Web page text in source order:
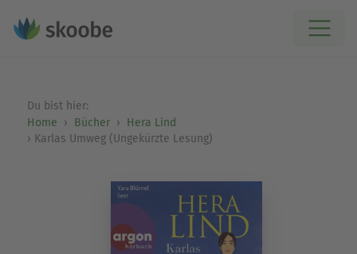
Du bist hier:
Home
Bücher
Hera Lind
Karlas Umweg (Ungekürzte Lesung)